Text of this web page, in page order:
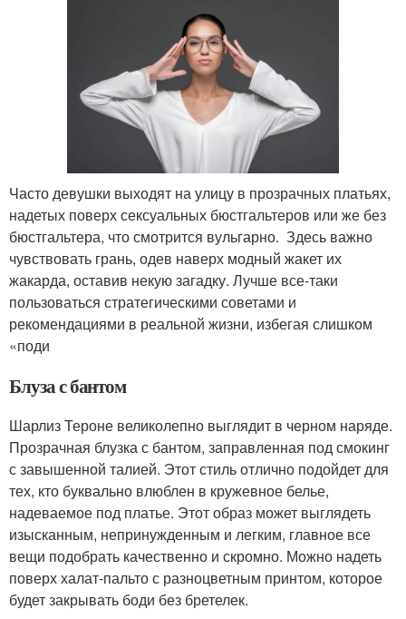
Часто девушки выходят на улицу в прозрачных платьях,
надетых поверх сексуальных бюстгальтеров или же без
бюстгальтера, что смотрится вульгарно. Здесь важно
чувствовать грань, одев наверх модный жакет их
жакарда, оставив некую загадку. Лучше все-таки
пользоваться стратегическими советами и
рекомендациями в реальной жизни, избегая слишком
«поди
Блуза с бантом
Шарлиз Тероне великолепно выглядит в черном наряде.
Прозрачная блузка с бантом, заправленная под смокинг
с завышенной талией. Этот стиль отлично подойдет для
тех, кто буквально влюблен в кружевное белье,
надеваемое под платье. Этот образ может выглядеть
изысканным, непринужденным и легким, главное все
вещи подобрать качественно и скромно. Можно надеть
поверх халат-пальто с разноцветным принтом, которое
будет закрывать боди без бретелек.